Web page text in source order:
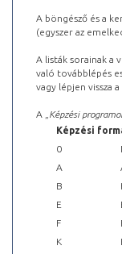
A böngésző és a
(egyszer az
A listák sorainak a
való továbblépés
vagy lépjen vissza
A „ Képzési
Képzési
0
A
B
E
F
K